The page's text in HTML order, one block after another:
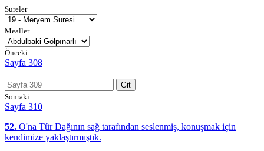
Sureler
Mealler
Önceki
Sayfa 308
Git
Sonraki
Sayfa 310
52. O'na Tûr Dağının sağ tarafından seslenmiş, konuşmak için
kendimize yaklaştırmıştık.